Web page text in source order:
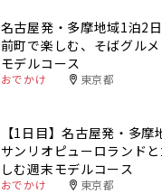
名古屋発・多摩地域1泊2
前町で楽しむ、そばグル
モデルコース
おでかけ 東京都
【1日目】名古屋発・多摩
サンリオピューロランド
しむ週末モデルコース
おでかけ 東京都